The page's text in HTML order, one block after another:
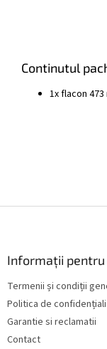
Continutul
1x flacon 473
Informații pentru
Termenii și condiții
Politica de
Garantie si reclamatii
Contact